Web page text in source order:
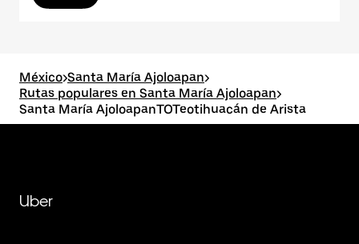
México>Santa María Ajoloapan>
Rutas populares en Santa María Ajoloapan>
Santa María AjoloapanTOTeotihuacán de Arista
Uber